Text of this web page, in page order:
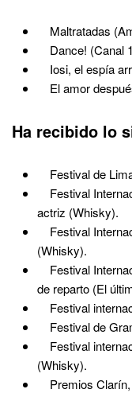
Maltratadas
Dance! (Canal
Iosi, el espía
El amor
Ha recibido lo
Festival de
Festival
actriz (Whisky).
Festival
(Whisky).
Festival
de reparto (El
Festival
Festival de
Festival
(Whisky).
Premios Clarín,